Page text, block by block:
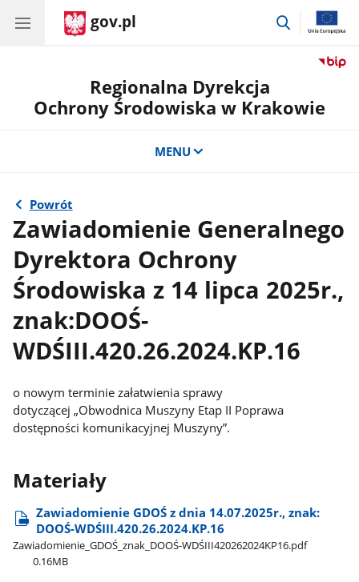
gov.pl
przejdź
Regionalna Dyrekcja
Ochrony Środowiska w Krakowie
MENU
Powrót
Zawiadomienie Generalnego
Dyrektora Ochrony
Środowiska z 14 lipca 2025r.,
znak:DOOŚ-
WDŚIII.420.26.2024.KP.16
o nowym terminie załatwienia sprawy
dotyczącej „Obwodnica Muszyny Etap II Poprawa
dostępności komunikacyjnej Muszyny”.
Materiały
Zawiadomienie GDOŚ z dnia 14.07.2025r., znak:
DOOŚ-WDŚIII.420.26.2024.KP.16
Zawiadomienie​_GDOŚ​_znak​_DOOŚ-WDŚIII420262024KP16.pdf
0.16MB